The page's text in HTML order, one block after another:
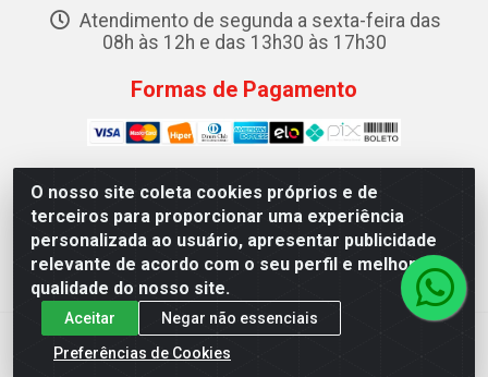
O nosso site coleta cookies próprios e de
terceiros para proporcionar uma experiência
personalizada ao usuário, apresentar publicidade
relevante de acordo com o seu perfil e melhorar a
qualidade do nosso site.
Aceitar
Negar não essenciais
Preferências de Cookies
Atendimento de segunda a sexta-feira das
08h às 12h e das 13h30 às 17h30
Formas de Pagamento
ALVO DISTRIBUIDORA DE COSMÉTICOS LTDA - RUA
TEREZINA, 19 - IPSEP, RECIFE/PE - CEP 51.350-370 -
CNPJ 08.604.786/0001-68